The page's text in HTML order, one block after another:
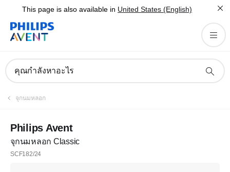
This page is also available in United States (English)
คุณกำลังหาอะไร
จุกนมหลอก
Philips Avent
จุกนมหลอก Classic
SCF182/24